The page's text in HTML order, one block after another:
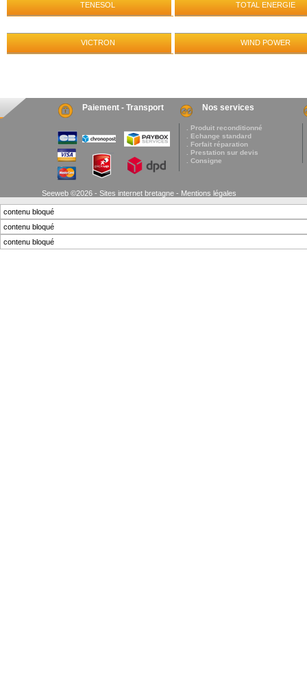
TENESOL TOTAL ENERGIE
VICTRON WIND POWER
Paiement - Transport Nos services
. Produit reconditionné
. Echange standard
. Forfait réparation
. Prestation sur devis
. Consigne
Seeweb ©2026 - Sites internet bretagne - Mentions légales
contenu bloqué
contenu bloqué
contenu bloqué